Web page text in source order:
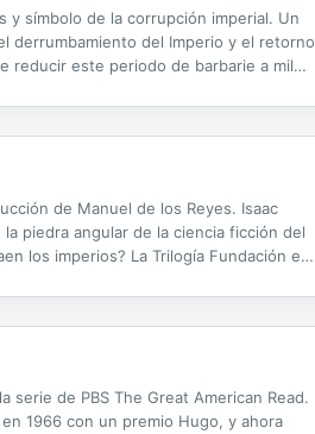
y símbolo de la corrupción imperial. Un
derrumbamiento del Imperio y el retorno
reducir este periodo de barbarie a mil
de Manuel de los Reyes. Isaac
piedra angular de la ciencia ficción del
los imperios? La Trilogía Fundación es
serie de PBS The Great American Read.
1966 con un premio Hugo, y ahora